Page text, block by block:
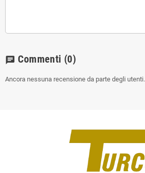
chat Commenti (0)
Ancora nessuna recensione da parte degli utenti.